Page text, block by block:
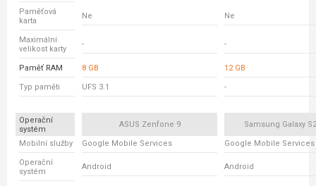
Paměťová
karta
Ne Ne
Maximální
velikost karty
- -
Paměť RAM 8 GB 12 GB
Typ paměti UFS 3.1 -
Operační
systém
ASUS Zenfone 9 Samsung Galaxy
Mobilní služby Google Mobile Services Google Mobile Services
Operační
systém
Android Android